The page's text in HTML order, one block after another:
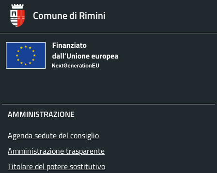
Comune di Rimini
AMMINISTRAZIONE
Agenda sedute del consiglio
Amministrazione trasparente
Titolare del potere sostitutivo